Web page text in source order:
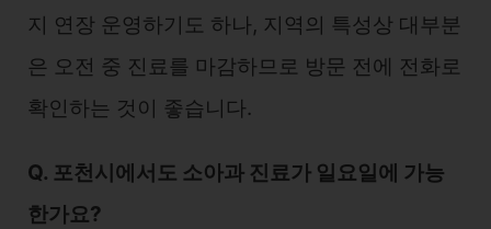
지 연장 운영하기도 하나, 지역의 특성상 대부분
은 오전 중 진료를 마감하므로 방문 전에 전화로
확인하는 것이 좋습니다.
Q. 포천시에서도 소아과 진료가 일요일에 가능
한가요?